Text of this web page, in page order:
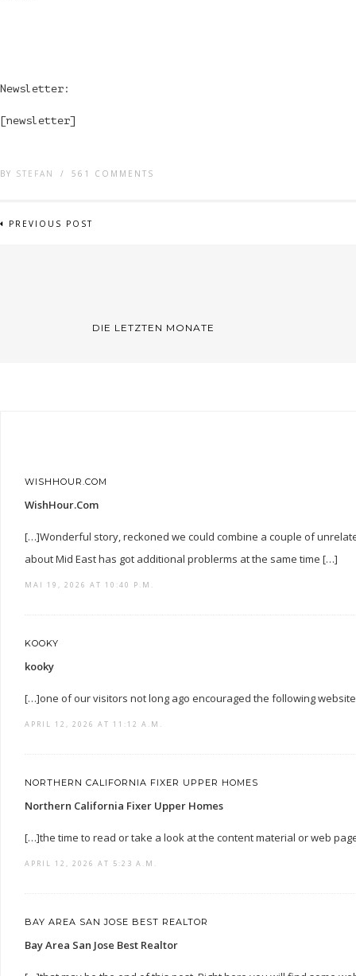
Newsletter:
[newsletter]
BY STEFAN / 561 COMMENTS
PREVIOUS POST
DIE LETZTEN MONATE
WISHHOUR.COM
WishHour.Com
[…]Wonderful story, reckoned we could combine a couple of
about Mid East has got additional problerms at the same time […]
MAI 19, 2026 AT 10:40 P.M.
KOOKY
kooky
[…]one of our visitors not long ago encouraged the following
APRIL 12, 2026 AT 11:12 A.M.
NORTHERN CALIFORNIA FIXER UPPER HOMES
Northern California Fixer Upper Homes
[…]the time to read or take a look at the content material or web
APRIL 12, 2026 AT 5:23 A.M.
BAY AREA SAN JOSE BEST REALTOR
Bay Area San Jose Best Realtor